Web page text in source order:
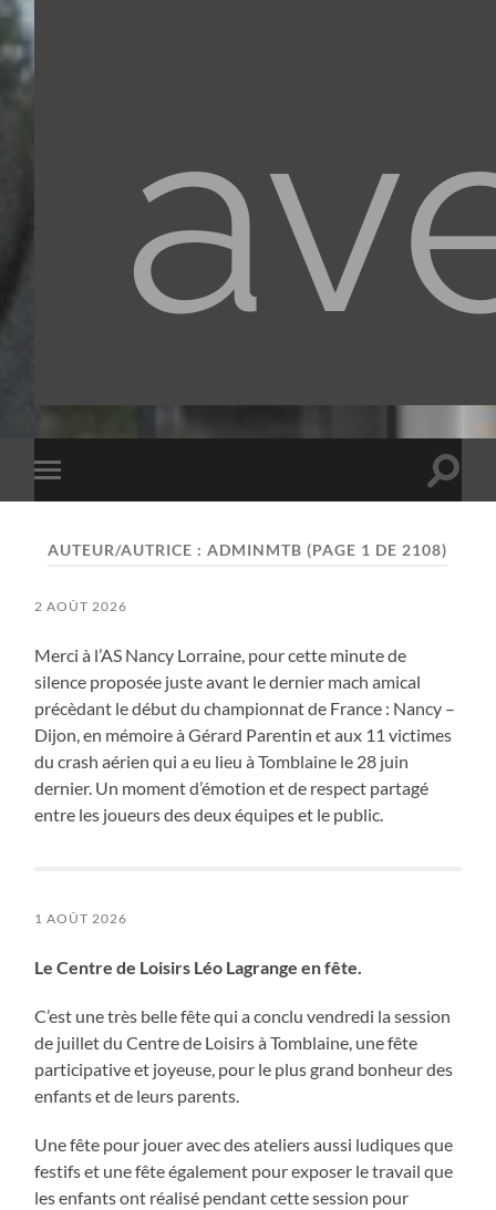
Toggle
mobile
Toggle
AUTEUR/AUTRICE :ADMINMTB (PAGE 1 DE 2108)
2 AOÛT 2026
Merci à l’AS Nancy Lorraine, pour cette minute de
silence proposée juste avant le dernier mach amical
précèdant le début du championnat de France : Nancy –
Dijon, en mémoire à Gérard Parentin et aux 11 victimes
du crash aérien qui a eu lieu à Tomblaine le 28 juin
dernier. Un moment d’émotion et de respect partagé
entre les joueurs des deux équipes et le public.
1 AOÛT 2026
Le Centre de Loisirs Léo Lagrange en fête.
C’est une très belle fête qui a conclu vendredi la session
de juillet du Centre de Loisirs à Tomblaine, une fête
participative et joyeuse, pour le plus grand bonheur des
enfants et de leurs parents.
Une fête pour jouer avec des ateliers aussi ludiques que
festifs et une fête également pour exposer le travail que
les enfants ont réalisé pendant cette session pour